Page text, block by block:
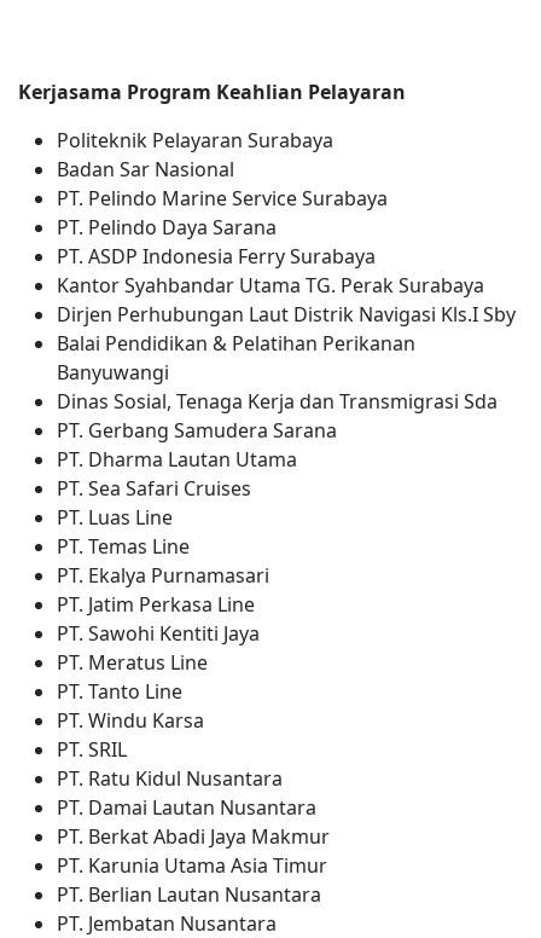
Kerjasama Program Keahlian Pelayaran
Politeknik Pelayaran Surabaya
Badan Sar Nasional
PT. Pelindo Marine Service Surabaya
PT. Pelindo Daya Sarana
PT. ASDP Indonesia Ferry Surabaya
Kantor Syahbandar Utama TG. Perak Surabaya
Dirjen Perhubungan Laut Distrik Navigasi Kls.I Sby
Balai Pendidikan & Pelatihan Perikanan
Banyuwangi
Dinas Sosial, Tenaga Kerja dan Transmigrasi Sda
PT. Gerbang Samudera Sarana
PT. Dharma Lautan Utama
PT. Sea Safari Cruises
PT. Luas Line
PT. Temas Line
PT. Ekalya Purnamasari
PT. Jatim Perkasa Line
PT. Sawohi Kentiti Jaya
PT. Meratus Line
PT. Tanto Line
PT. Windu Karsa
PT. SRIL
PT. Ratu Kidul Nusantara
PT. Damai Lautan Nusantara
PT. Berkat Abadi Jaya Makmur
PT. Karunia Utama Asia Timur
PT. Berlian Lautan Nusantara
PT. Jembatan Nusantara